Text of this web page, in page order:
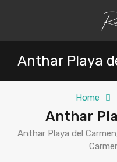
Anthar Playa
Home
Anthar
Anthar Playa del